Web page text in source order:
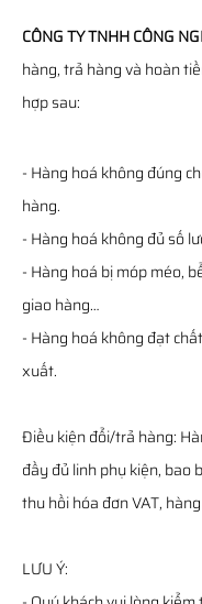
CÔNG TY TNHH CÔNG
hàng, trả hàng và hoàn
hợp sau:
- Hàng hoá không đúng
hàng.
- Hàng hoá không đủ số
- Hàng hoá bị móp méo,
giao hàng…
- Hàng hoá không đạt
xuất.
Điều kiện đổi/trả hàng:
đầy đủ linh phụ kiện, bao
thu hồi hóa đơn VAT,
LƯU Ý: